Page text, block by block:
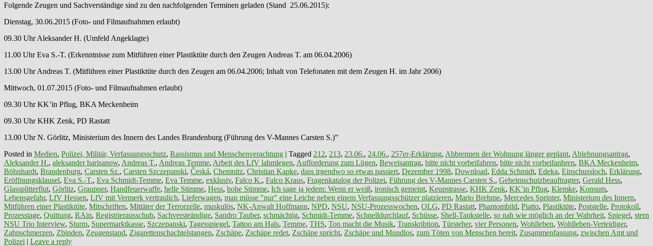
Folgende Zeugen und Sachverständige sind zu den nachfolgenden Terminen geladen (Stand 25.06.2015):
Dienstag, 30.06.2015 (Foto- und Filmaufnahmen erlaubt)
09.30 Uhr Aleksander H. (Umfeld Angeklagte)
11.00 Uhr Eva S.-T. (Erkenntnisse zum Mitführen einer Plastiktüte durch den Zeugen Andreas T. am 06.04.2006)
13.00 Uhr Andreas T. (Mitführen einer Plastiktüte durch den Zeugen am 06.04.2006; Inhalt von Telefonaten mit dem Zeugen H. im Jahr 2006)
Mittwoch, 01.07.2015 (Foto- und Filmaufnahmen erlaubt)
09.30 Uhr KK’in Pflug, BKA Meckenheim
09.30 Uhr KHK Zenk, PD Rastatt
13.00 Uhr N. Görlitz, Ministerium des Innern des Landes Brandenburg (Führung des V-Mannes Carsten S.)”
Posted in Medien, Polizei, Militär, Verfassungsschutz, Rassismus und Menschenverachtung | Tagged 212, 213, 23.06., 24.06., 257er-Erklärung, Abbrennen der Wohnung länger geplant, Ablehnungsantrag,
Aleksander H., aleksander harisanow, Andreas T., Andreas Temme, Arbeit des LfV lahmlegen, Aufforderung zum Lügen, Beweisantrag, bitte nicht vorbeifahren, bitte nicht vorbeifanhren, BKA Meckenheim,
Böhnhardt, Brandenburg, Carsten Sz., Carsten Szczepanski, Česká, Chemnitz, Christian Kapke, dass irgendwo so etwas passiert, Dezember 1998, Download, Edda Schmidt, Edeka, Einschussloch, Erklärung,
Eröffnungsklausel, Eva S.-T., Eva Schmidt-Temme, Eva Temme, exklusiv, Falco K., Falco Kraus, Fragenkatalog der Polizei, Führung des V-Mannes Carsten S., Geheimschutzbeauftragter, Gerald Hess,
Glassplitterflut, Görlitz, Graupner, Handfeuerwaffe, helle Stimme, Hess, hohe Stimme, Ich sage ja jedem: Wenn er weiß, ironisch gemeint, Keupstrasse, KHK Zenk, KK’in Pflug, Klemke, Konsum,
Lebensgefahr, LfV Hessen, LfV mit Vermerk vertraulich, Lieferwagen, man müsse "nur" eine Leiche neben einem Verfassungsschützer platzieren, Mario Brehme, Mercedes Sprinter, Ministerium des Innern,
Mitführen einer Plastiktüte, Mitschriften, Mittäter der Terrorzelle, muskulös, NK-Anwalt Hoffmann, NPD, NSU, NSU-Prozesswochen, OLG, PD Rastatt, Phantombild, Piatto, Plastiktüte, Poststelle, Protokoll,
Prozesstage, Quittung, RAin, Registrierausschub, Sachversteändige, Sandro Tauber, schmächtig, Schmidt-Temme, Schnelldurchlauf, Schüsse, Shell-Tankstelle, so nah wie möglich an der Wahrheit, Spiegel, stern
NSU Trio Interview, Sturm, Supermarktkasse, Szczepanski, Tagesspiegel, Tattoo am Hals, Temme, THS, Ton macht die Musik, Transkribtion, Türsteher, vier Personen, Wohlleben, Wohlleben-Verteidiger,
Zahnschmerzen, Zbinden, Zeugenstand, Zigarettenschachtelstangen, Zschäpe, Zschäpe redet, Zschäpe spricht, Zschäpe und Mundlos, zum Töten von Menschen bereit, Zusammenfassung, zwischen Amt und
Polizei | Leave a reply